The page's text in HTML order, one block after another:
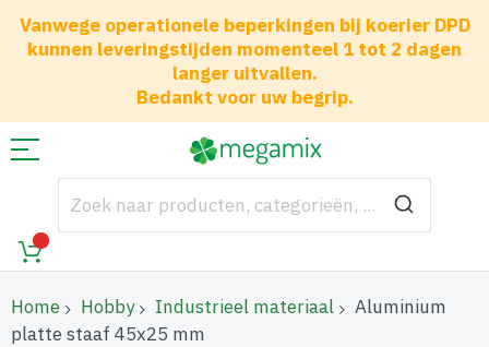
Vanwege operationele beperkingen bij koerier DPD
kunnen leveringstijden momenteel 1 tot 2 dagen
langer uitvallen.
Bedankt voor uw begrip.
Home Hobby Industrieel materiaal
Aluminium
platte staaf 45x25 mm